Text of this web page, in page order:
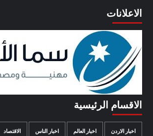
الاعلانات
الاقسام الرئيسية
اخبار الاردن اخبار العالم اخبار الناس الاقتصاد